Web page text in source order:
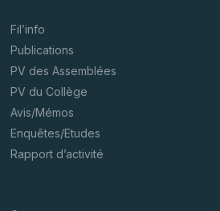
Fil’info
Publications
PV des Assemblées
PV du Collège
Avis/Mémos
Enquêtes/Etudes
Rapport d’activité